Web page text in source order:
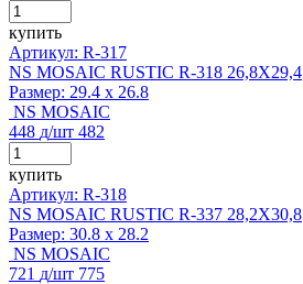
купить
Артикул: R-317
NS MOSAIC RUSTIC R-318 26,8X29,4
Размер: 29.4 x 26.8
NS MOSAIC
448 д/шт 482
купить
Артикул: R-318
NS MOSAIC RUSTIC R-337 28,2X30,8
Размер: 30.8 x 28.2
NS MOSAIC
721 д/шт 775